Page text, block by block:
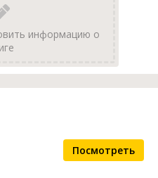
информацию о
Посмотреть